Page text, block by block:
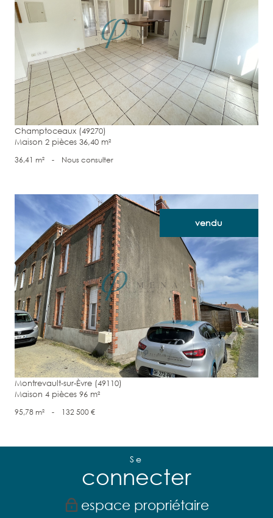
voir le bien
Champtoceaux (49270)
Maison 2 pièces 36,40 m²
36,41 m²
- Nous consulter
vendu
voir le bien
Montrevault-sur-Èvre (49110)
Maison 4 pièces 96 m²
95,78 m²
- 132 500 €
Se
connecter
espace propriétaire